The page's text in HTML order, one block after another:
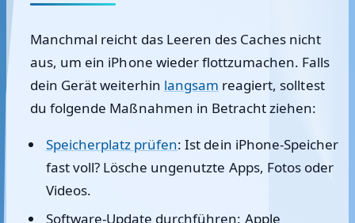
Manchmal reicht das Leeren des Caches nicht
aus, um ein iPhone wieder flottzumachen. Falls
dein Gerät weiterhin langsam reagiert, solltest
du folgende Maßnahmen in Betracht ziehen:
Speicherplatz prüfen: Ist dein iPhone-Speicher
fast voll? Lösche ungenutzte Apps, Fotos oder
Videos.
Software-Update durchführen: Apple